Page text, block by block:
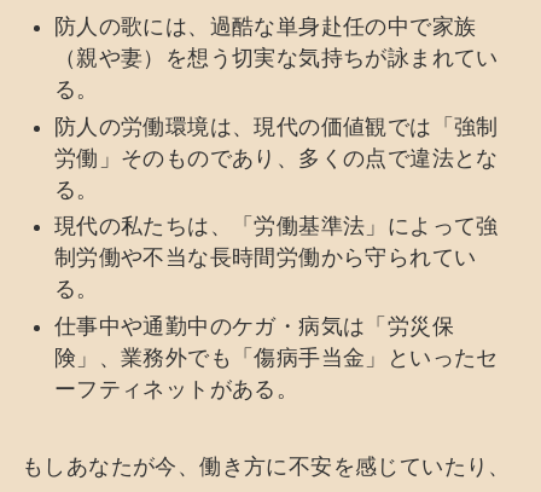
防人の歌には、過酷な単身赴任の中で家族
（親や妻）を想う切実な気持ちが詠まれてい
る。
防人の労働環境は、現代の価値観では「強制
労働」そのものであり、多くの点で違法とな
る。
現代の私たちは、「労働基準法」によって強
制労働や不当な長時間労働から守られてい
る。
仕事中や通勤中のケガ・病気は「労災保
険」、業務外でも「傷病手当金」といったセ
ーフティネットがある。
もしあなたが今、働き方に不安を感じていたり、